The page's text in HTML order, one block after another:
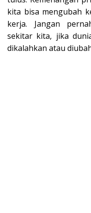
kita bisa mengubah
kerja. Jangan
sekitar kita, jika
dikalahkan atau